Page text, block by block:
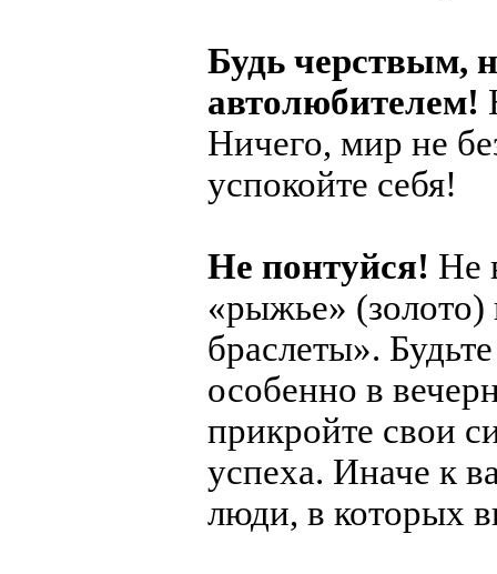
Будь черствым,
автолюбителем!
Ничего, мир не
успокойте себя!
Не понтуйся! Не
«рыжье»
браслеты».
особенно в
прикройте свои
успеха. Иначе к
люди, в которых